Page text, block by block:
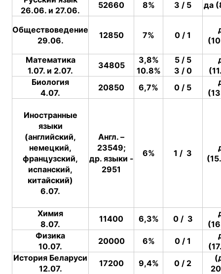
26.06. и 27.06.
52660 8% 3 / 5 да
Обществоведение
29.06.
12850 7% 0 / 1
Математика
1.07. и 2.07.
34805
3,8%
10.8%
5 / 5
3 / 0
Биология
4.07.
20850 6,7% 0 / 5
Иностранные
языки
(английский,
немецкий,
французский,
испанский,
китайский)
6.07.
Англ. –
23549;
др. языки -
2951
6% 1 / 3
Химия
8.07.
11400 6,3% 0 / 3
Физика
10.07.
20000 6% 0 / 1
История Беларуси
12.07.
17200 9,4% 0 / 2